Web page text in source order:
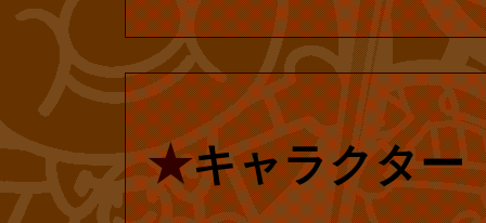
ら、私の世代の
のは納得できる
ぜ、ここまでし
のか、私には理
入されました
延長手続きし
後の延長手続
ます。
★キャラクター